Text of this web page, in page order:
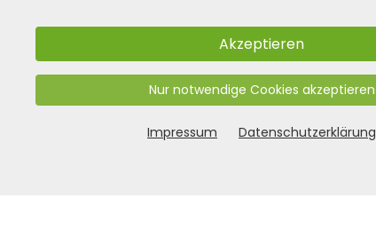
Akzeptieren
Nur notwendige Cookies akzeptieren
Impressum Datenschutzerklärung